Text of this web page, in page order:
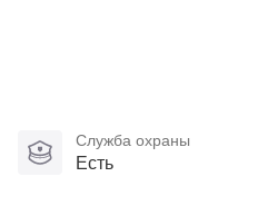
Служба охраны
Есть